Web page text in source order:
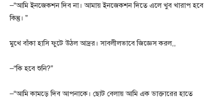
–“আমি ইনজেকশন দিব না। আমায় ইনজেকশন দিতে এলে খুব খারাপ হবে
কিন্তু। ”
মুখে বাঁকা হাসি ফুটে উঠল আদ্রর। সাবলীলভাবে জিজ্ঞেস করল,,
–“কি হবে শুনি?”
–“আমি কামড়ে দিব আপনাকে। ছোট বেলায় আমি এক ডাক্তারের হাতে